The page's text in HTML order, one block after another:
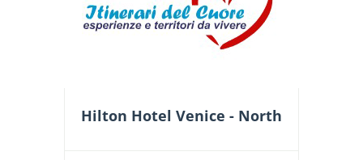
Hilton Hotel Venice - North